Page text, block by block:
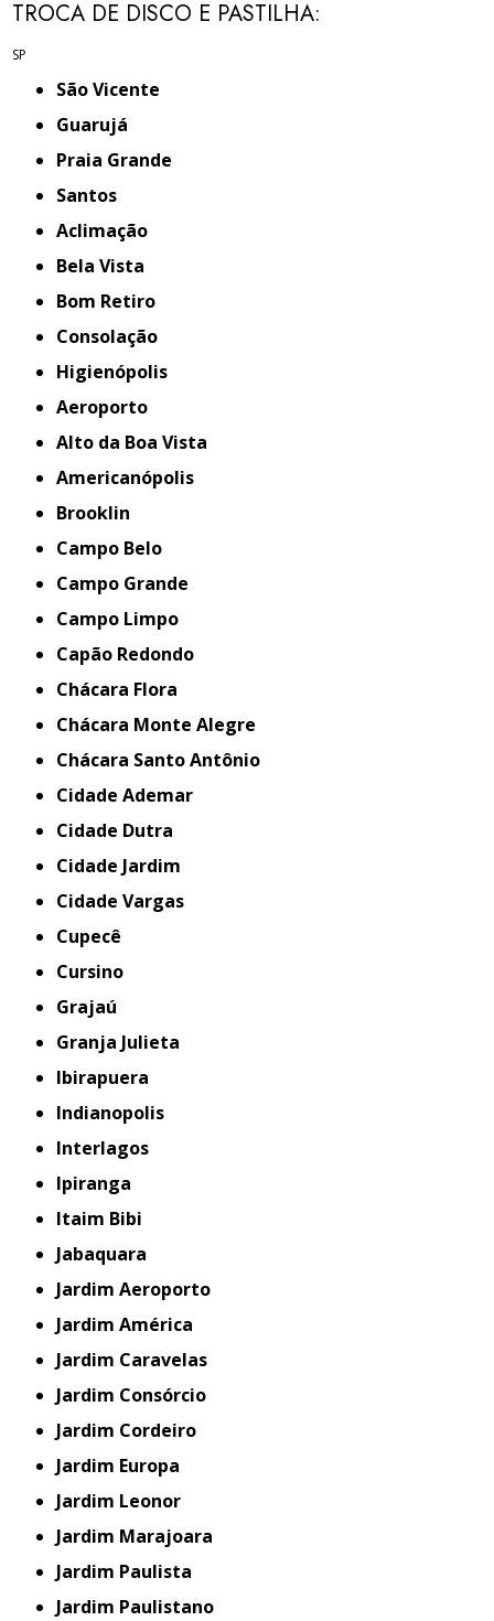
TROCA DE DISCO E PASTILHA:
SP
São Vicente
Guarujá
Praia Grande
Santos
Aclimação
Bela Vista
Bom Retiro
Consolação
Higienópolis
Aeroporto
Alto da Boa Vista
Americanópolis
Brooklin
Campo Belo
Campo Grande
Campo Limpo
Capão Redondo
Chácara Flora
Chácara Monte Alegre
Chácara Santo Antônio
Cidade Ademar
Cidade Dutra
Cidade Jardim
Cidade Vargas
Cupecê
Cursino
Grajaú
Granja Julieta
Ibirapuera
Indianopolis
Interlagos
Ipiranga
Itaim Bibi
Jabaquara
Jardim Aeroporto
Jardim América
Jardim Caravelas
Jardim Consórcio
Jardim Cordeiro
Jardim Europa
Jardim Leonor
Jardim Marajoara
Jardim Paulista
Jardim Paulistano